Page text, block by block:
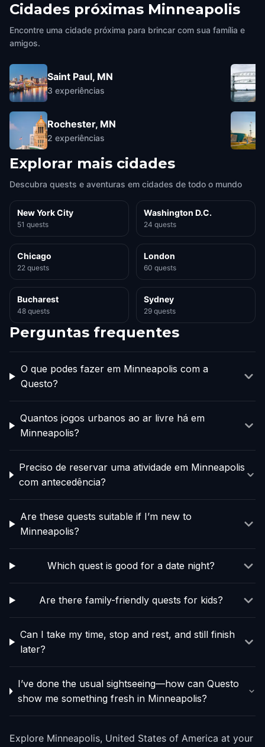
Cidades próximas Minneapolis
Encontre uma cidade próxima para brincar com sua família e
amigos.
Saint Paul, MN
3 experiências
Rochester, MN
2 experiências
Explorar mais cidades
Descubra quests e aventuras em cidades de todo o mundo
New York City
51 quests
Washington D.C.
24 quests
Chicago
22 quests
London
60 quests
Bucharest
48 quests
Sydney
29 quests
Perguntas frequentes
O que podes fazer em Minneapolis com a
Questo?
Quantos jogos urbanos ao ar livre há em
Minneapolis?
Preciso de reservar uma atividade em Minneapolis
com antecedência?
Are these quests suitable if I’m new to
Minneapolis?
Which quest is good for a date night?
Are there family-friendly quests for kids?
Can I take my time, stop and rest, and still finish
later?
I’ve done the usual sightseeing—how can Questo
show me something fresh in Minneapolis?
Explore Minneapolis, United States of America at your